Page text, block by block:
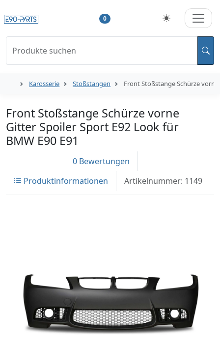
0
Produkte suchen
Karosserie Stoßstangen Front Stoßstange Schürze
Front Stoßstange Schürze vorne
Gitter Spoiler Sport E92 Look für
BMW E90 E91
0 Bewertungen
Produktinformationen
Artikelnummer: 1149